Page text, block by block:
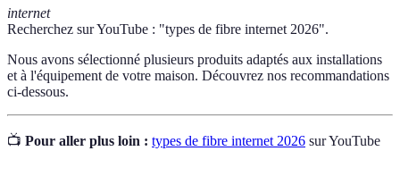
internet
Recherchez sur YouTube : "types de fibre internet 2026".
Nous avons sélectionné plusieurs produits adaptés aux installations
et à l'équipement de votre maison. Découvrez nos recommandations
ci-dessous.
📺 Pour aller plus loin : types de fibre internet 2026 sur YouTube